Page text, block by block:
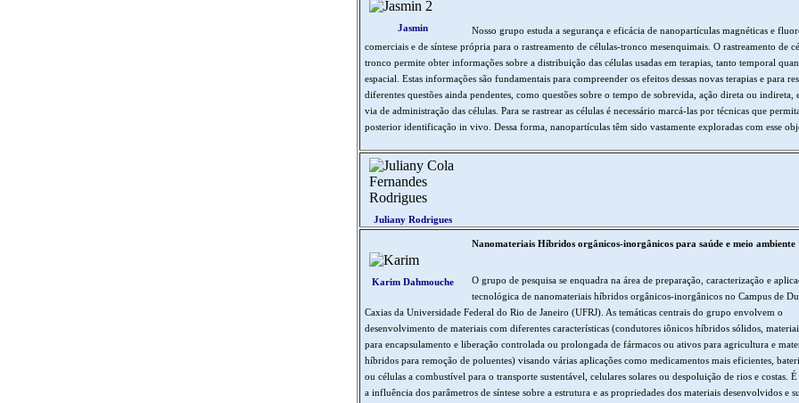
Jasmin
Nosso grupo estuda a segurança e eficácia de nanopartículas magnéticas e
comerciais e de síntese própria para o rastreamento de células-tronco mesenquimais. O rastreamento de
tronco permite obter informações sobre a distribuição das células usadas em terapias, tanto temporal
espacial. Estas informações são fundamentais para compreender os efeitos dessas novas terapias e para
diferentes questões ainda pendentes, como questões sobre o tempo de sobrevida, ação direta ou indireta,
via de administração das células. Para se rastrear as células é necessário marcá-las por técnicas que
posterior identificação in vivo. Dessa forma, nanopartículas têm sido vastamente exploradas com esse
Juliany Rodrigues
Karim Dahmouche
Nanomateriais Híbridos orgânicos-inorgânicos para saúde e meio ambiente
O grupo de pesquisa se enquadra na área de preparação, caracterização e
tecnológica de nanomateriais híbridos orgânicos-inorgânicos no Campus de
Caxias da Universidade Federal do Rio de Janeiro (UFRJ). As temáticas centrais do grupo envolvem o
desenvolvimento de materiais com diferentes características (condutores iônicos híbridos sólidos,
para encapsulamento e liberação controlada ou prolongada de fármacos ou ativos para agricultura e
híbridos para remoção de poluentes) visando várias aplicações como medicamentos mais eficientes,
ou células a combustível para o transporte sustentável, celulares solares ou despoluição de rios e costas. É
a influência dos parâmetros de síntese sobre a estrutura e as propriedades dos materiais desenvolvidos e